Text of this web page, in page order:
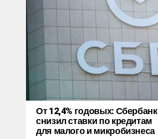
От 12,4% годовых: Сбербанк
снизил ставки по кредитам
для малого и микробизнеса